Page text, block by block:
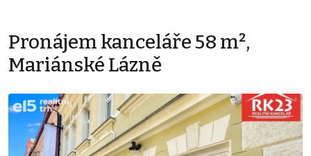
Pronájem kanceláře 58 m²,
Mariánské Lázně